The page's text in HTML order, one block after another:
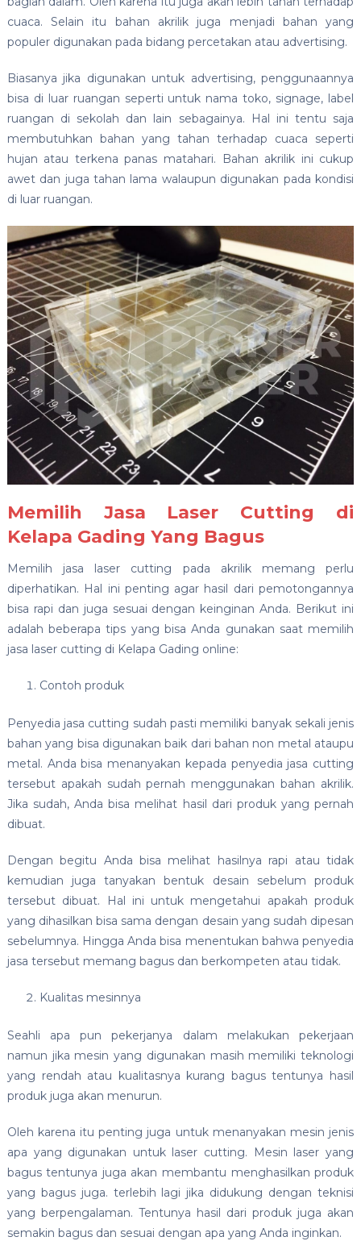
cuaca. Selain itu bahan akrilik juga menjadi bahan yang
populer digunakan pada bidang percetakan atau advertising.
Biasanya jika digunakan untuk advertising, penggunaannya
bisa di luar ruangan seperti untuk nama toko, signage, label
ruangan di sekolah dan lain sebagainya. Hal ini tentu saja
membutuhkan bahan yang tahan terhadap cuaca seperti
hujan atau terkena panas matahari. Bahan akrilik ini cukup
awet dan juga tahan lama walaupun digunakan pada kondisi
di luar ruangan.
Memilih Jasa Laser Cutting di
Kelapa Gading Yang Bagus
Memilih jasa laser cutting pada akrilik memang perlu
diperhatikan. Hal ini penting agar hasil dari pemotongannya
bisa rapi dan juga sesuai dengan keinginan Anda. Berikut ini
adalah beberapa tips yang bisa Anda gunakan saat memilih
jasa laser cutting di Kelapa Gading online:
Contoh produk
Penyedia jasa cutting sudah pasti memiliki banyak sekali jenis
bahan yang bisa digunakan baik dari bahan non metal ataupu
metal. Anda bisa menanyakan kepada penyedia jasa cutting
tersebut apakah sudah pernah menggunakan bahan akrilik.
Jika sudah, Anda bisa melihat hasil dari produk yang pernah
dibuat.
Dengan begitu Anda bisa melihat hasilnya rapi atau tidak
kemudian juga tanyakan bentuk desain sebelum produk
tersebut dibuat. Hal ini untuk mengetahui apakah produk
yang dihasilkan bisa sama dengan desain yang sudah dipesan
sebelumnya. Hingga Anda bisa menentukan bahwa penyedia
jasa tersebut memang bagus dan berkompeten atau tidak.
Kualitas mesinnya
Seahli apa pun pekerjanya dalam melakukan pekerjaan
namun jika mesin yang digunakan masih memiliki teknologi
yang rendah atau kualitasnya kurang bagus tentunya hasil
produk juga akan menurun.
Oleh karena itu penting juga untuk menanyakan mesin jenis
apa yang digunakan untuk laser cutting. Mesin laser yang
bagus tentunya juga akan membantu menghasilkan produk
yang bagus juga. terlebih lagi jika didukung dengan teknisi
yang berpengalaman. Tentunya hasil dari produk juga akan
semakin bagus dan sesuai dengan apa yang Anda inginkan.